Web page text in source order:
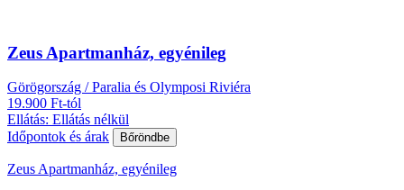
Zeus Apartmanház, egyénileg
Görögország / Paralia és Olymposi Riviéra
19.900 Ft-tól
Ellátás: Ellátás nélkül
Időpontok és árak
Bőröndbe
Zeus Apartmanház, egyénileg